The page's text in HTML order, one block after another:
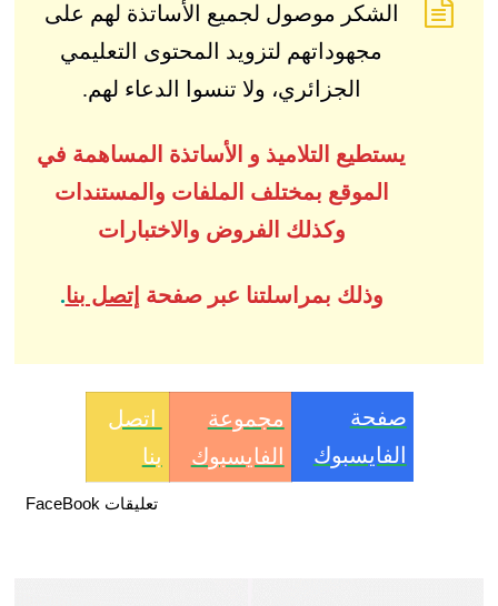
الشكر موصول لجميع الأساتذة لهم على
مجهوداتهم لتزويد المحتوى التعليمي
الجزائري، ولا تنسوا الدعاء لهم.
يستطيع التلاميذ و الأساتذة المساهمة في
الموقع بمختلف الملفات والمستندات
وكذلك الفروض والاختبارات
وذلك بمراسلتنا عبر صفحة إتصل بنا.
صفحة
الفايسبوك
مجموعة
الفايسبوك
اتصل
بنا
تعليقات FaceBook